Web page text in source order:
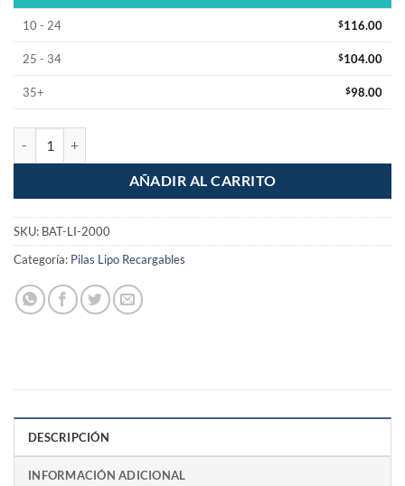
10 - 24 $116.00
25 - 34 $104.00
35+ $98.00
AÑADIR AL CARRITO
SKU: BAT-LI-2000
Categoría: Pilas Lipo Recargables
DESCRIPCIÓN
INFORMACIÓN ADICIONAL